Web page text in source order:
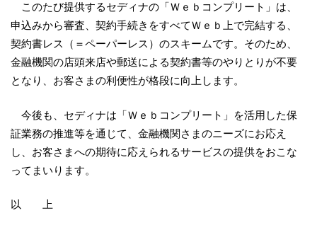
このたび提供するセディナの「Ｗｅｂコンプリート」は、
申込みから審査、契約手続きをすべてＷｅｂ上で完結する、
契約書レス（＝ペーパーレス）のスキームです。そのため、
金融機関の店頭来店や郵送による契約書等のやりとりが不要
となり、お客さまの利便性が格段に向上します。
今後も、セディナは「Ｗｅｂコンプリート」を活用した保
証業務の推進等を通じて、金融機関さまのニーズにお応え
し、お客さまへの期待に応えられるサービスの提供をおこな
ってまいります。
以 上